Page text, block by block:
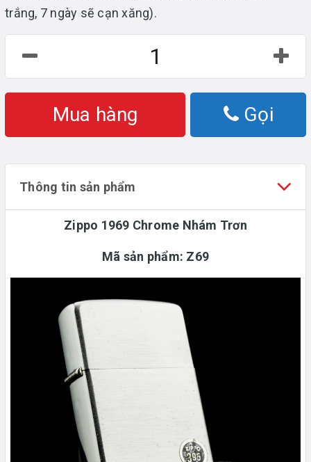
trắng, 7 ngày sẽ cạn xăng).
Mua hàng Gọi
Thông tin sản phẩm
Zippo 1969 Chrome Nhám Trơn
Mã sản phẩm: Z69